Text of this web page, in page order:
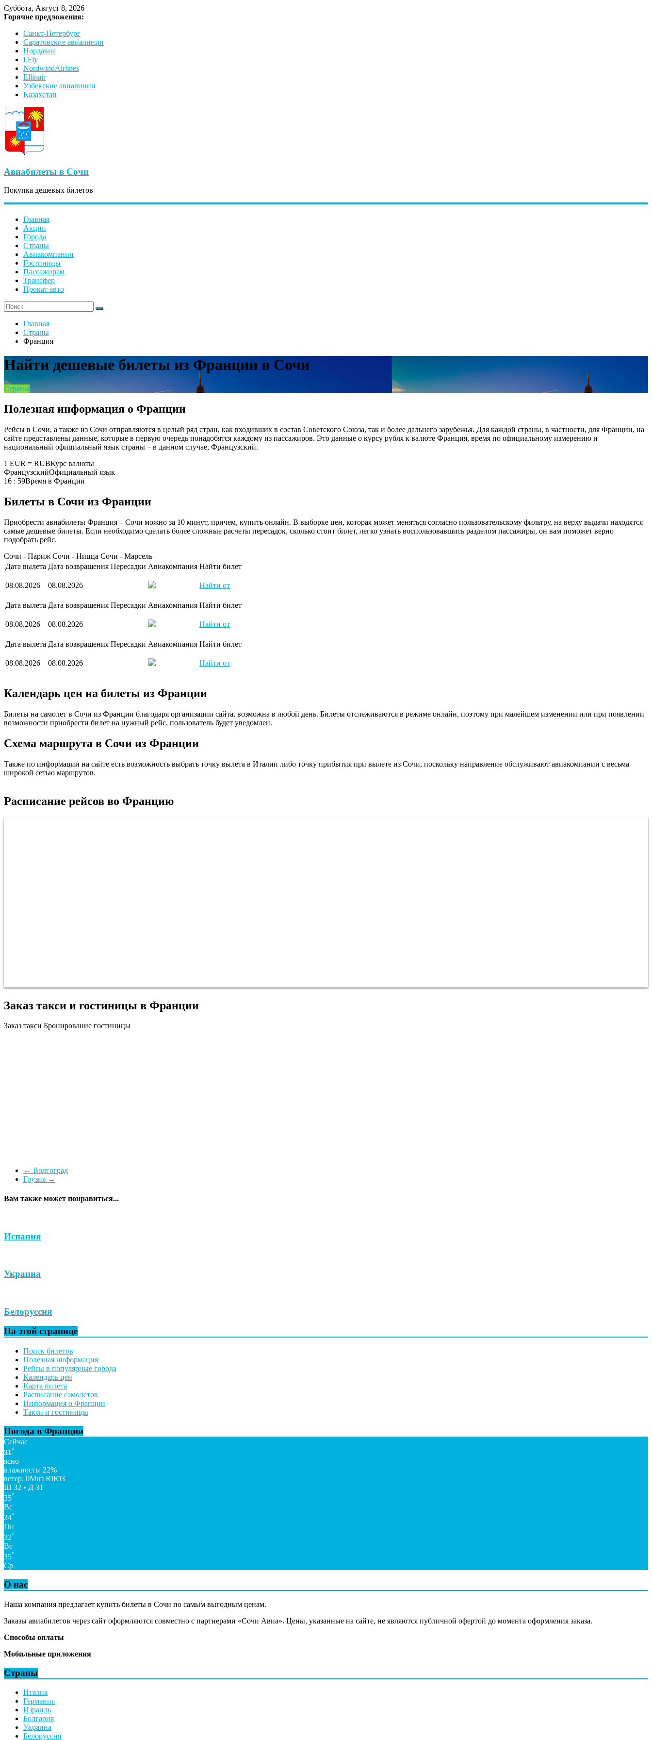
Суббота, Август 8, 2026
Горячие предложения:
Санкт-Петербург
Саратовские авиалинии
Нордавиа
I Fly
NordwindAirlines
Ellinair
Узбекские авиалинии
Казахстан
Авиабилеты в Сочи
Покупка дешевых билетов
Главная
Акции
Города
Страны
Авиакомпании
Гостиницы
Пассажирам
Трансфер
Прокат авто
Главная
Страны
Франция
Найти дешевые билеты из Франции в Сочи
Страны
Полезная информация о Франции
Рейсы в Сочи, а также из Сочи отправляются в целый ряд стран, как входивших в состав Советского Союза, так и более дальнего зарубежья. Для каждой страны, в частности, для Франции, на
сайте представлены данные, которые в первую очередь понадобятся каждому из пассажиров. Это данные о курсу рубля к валюте Франция, время по официальному измерению и
национальный официальный язык страны – в данном случае, Французский.
1 EUR = RUBКурс валюты
ФранцузскийОфициальный язык
16 : 59Время в Франции
Билеты в Сочи из Франции
Приобрести авиабилеты Франция – Сочи можно за 10 минут, причем, купить онлайн. В выборке цен, которая может меняться согласно пользовательскому фильтру, на верху выдачи находятся
самые дешевые билеты. Если необходимо сделать более сложные расчеты пересадок, сколько стоит билет, легко узнать воспользовавшись разделом пассажиры, он вам поможет верно
подобрать рейс.
Сочи - Париж Сочи - Ницца Сочи - Марсель
Дата вылета Дата возвращения Пересадки Авиакомпания Найти билет
08.08.2026 08.08.2026 Найти от
Дата вылета Дата возвращения Пересадки Авиакомпания Найти билет
08.08.2026 08.08.2026 Найти от
Дата вылета Дата возвращения Пересадки Авиакомпания Найти билет
08.08.2026 08.08.2026 Найти от
Календарь цен на билеты из Франции
Билеты на самолет в Сочи из Франции благодаря организации сайта, возможна в любой день. Билеты отслеживаются в режиме онлайн, поэтому при малейшем изменении или при появлении
возможности приобрести билет на нужный рейс, пользователь будет уведомлен.
Схема маршрута в Сочи из Франции
Также по информации на сайте есть возможность выбрать точку вылета в Италии либо точку прибытия при вылете из Сочи, поскольку направление обслуживают авиакомпании с весьма
широкой сетью маршрутов.
Расписание рейсов во Францию
Заказ такси и гостиницы в Франции
Заказ такси Бронирование гостиницы
← Волгоград
Грузия →
Вам также может понравиться...
Испания
Украина
Белоруссия
На этой странице
Поиск билетов
Полезная информация
Рейсы в популярные города
Календарь цен
Карта полета
Расписание самолетов
Информация о Франции
Такси и гостиницы
Погода в Франции
Сейчас
31°
ясно
влажность: 22%
ветер: 0Миз ЮЮЗ
Ш 32 • Д 31
35°
Вс
34°
Пн
32°
Вт
35°
Ср
О нас
Наша компания предлагает купить билеты в Сочи по самым выгодным ценам.
Заказы авиабилетов через сайт оформляются совместно с партнерами «Сочи Авиа». Цены, указанные на сайте, не являются публичной офертой до момента оформления заказа.
Способы оплаты
Мобильные приложения
Страны
Италия
Германия
Израиль
Болгария
Украина
Белоруссия